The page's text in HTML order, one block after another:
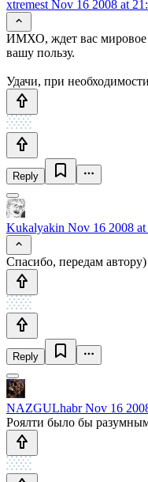
xtremest Nov 16 2008 at
ИМХО, ждет вас мировое
вашу пользу.
Удачи, при
Reply
Kukalyakin Nov 16 2008 at
Спасибо, передам автору)
Reply
NAZGULhabrNov 16
Роялти было бы